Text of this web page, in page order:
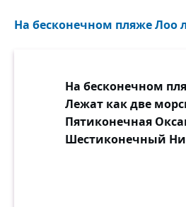
На бесконечном пляже Лоо
На бесконечном
Лежат как две
Пятиконечная
Шестиконечный